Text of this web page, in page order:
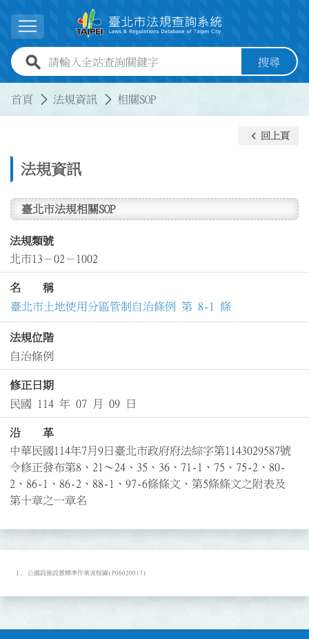
展開選單
全站查詢關鍵字欄位 搜尋
首頁 法規資訊 相關SOP
法規資訊
keyboard_arrow_left 回上頁
臺北市法規相關SOP
法規類號
北市13－02－1002
名 稱
臺北市土地使用分區管制自治條例 第 8-1 條
法規位階
自治條例
修正日期
民國 114 年 07 月 09 日
沿 革
中華民國114年7月9日臺北市政府府法綜字第1143029587號
令修正發布第8、21～24、35、36、71-1、75、75-2、80-
2、86-1、86-2、88-1、97-6條條文、第5條條文之附表及
第十章之一章名
公園設施設置標準作業流程圖(P06020017)